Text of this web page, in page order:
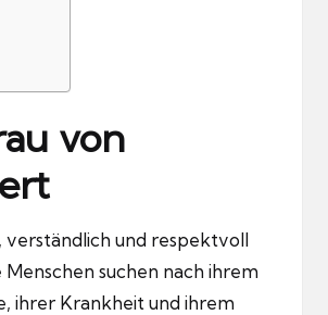
von
verständlich und respektvoll
suchen nach ihrem
ihrer Krankheit und ihrem